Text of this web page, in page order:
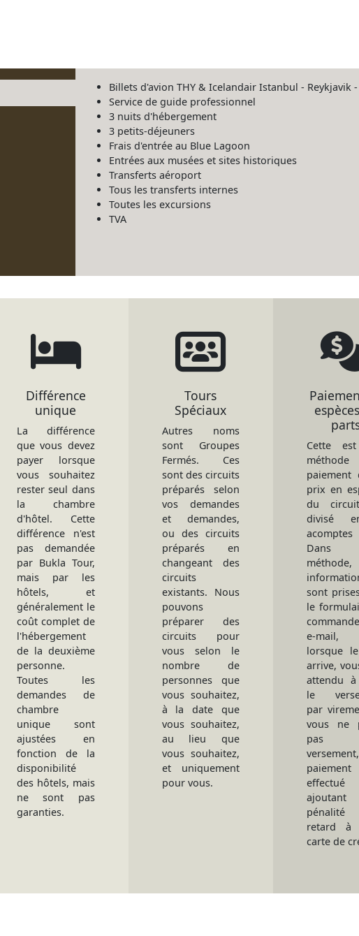
Billets d'avion THY & Icelandair Istanbul - Reykjavik
Service de guide professionnel
3 nuits d'hébergement
3 petits-déjeuners
Frais d'entrée au Blue Lagoon
Entrées aux musées et sites historiques
Transferts aéroport
Tous les transferts internes
Toutes les excursions
TVA
Différence
unique
La différence
que vous devez
payer lorsque
vous souhaitez
rester seul dans
la chambre
d'hôtel. Cette
différence n'est
pas demandée
par Bukla Tour,
mais par les
hôtels, et
généralement le
coût complet de
l'hébergement
de la deuxième
personne.
Toutes les
demandes de
chambre
unique sont
ajustées en
fonction de la
disponibilité
des hôtels, mais
ne sont pas
garanties.
Tours
Spéciaux
Autres noms
sont Groupes
Fermés. Ces
sont des circuits
préparés selon
vos demandes
et demandes,
ou des circuits
préparés en
changeant des
circuits
existants. Nous
pouvons
préparer des
circuits pour
vous selon le
nombre de
personnes que
vous souhaitez,
à la date que
vous souhaitez,
au lieu que
vous souhaitez,
et uniquement
pour vous.
Cette
paiement
prix en
du
divisé
acomptes
Dans
sont
le
e-
lorsque
arrive,
attendu
le
par
vous ne
pas
retard à
carte de